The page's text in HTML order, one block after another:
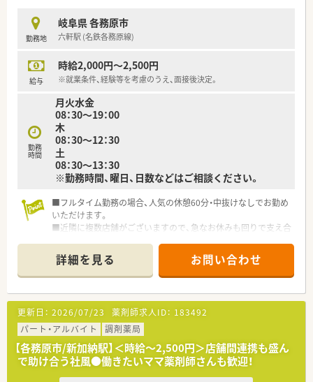
現場が孤立するようなことがありませんので、安心して勤務で
きます！
★意欲やチャレンジ精神旺盛な方！
経験が浅くても問題ございません！
勤務地
岐阜県 各務原市
六軒駅 (名鉄各務原線)
給与
時給2,000円～2,500円
※就業条件、経験等を考慮のうえ、面接後決定。
勤務
時間
月火水金
08：30～19：00
木
08：30～12：30
土
08：30～13：30
※勤務時間、曜日、日数などはご相談ください。
■フルタイム勤務の場合、人気の休憩60分・中抜けなしでお勤め
いただけます。
■近隣に複数店舗がございますので、急なお休みも回りで支え合
■若い方からベテランまで幅広い年齢層の方が活躍していま
す。
詳細を見る お問い合わせ
更新日： 2026/07/23 薬剤師求人ID： 183492
パート・アルバイト
調剤薬局
【各務原市/新加納駅】＜時給～2,500円＞店舗間連携も盛ん
で助け合う社風●働きたいママ薬剤師さんも歓迎！